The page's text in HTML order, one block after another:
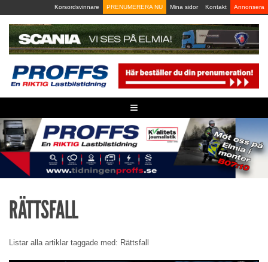
to
content
Korsordsvinnare PRENUMERERA NU Mina sidor Kontakt Annonsera
≡
RÄTTSFALL
Listar alla artiklar taggade med: Rättsfall